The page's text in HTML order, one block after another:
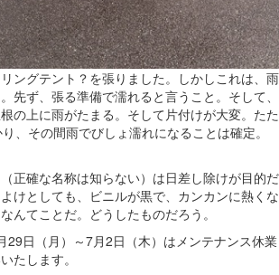
ングテント？を張りました。しかしこれは、雨
先ず、張る準備で濡れると言うこと。そして、
の上に雨がたまる。そして片付けが大変。たた
、その間雨でびしょ濡れになることは確定。
正確な名称は知らない）は日差し除けが目的だ
けとしても、ビニルが黒で、カンカンに熱くな
んてことだ。どうしたものだろう。
29日（月）～7月2日（木）はメンテナンス休業
たします。